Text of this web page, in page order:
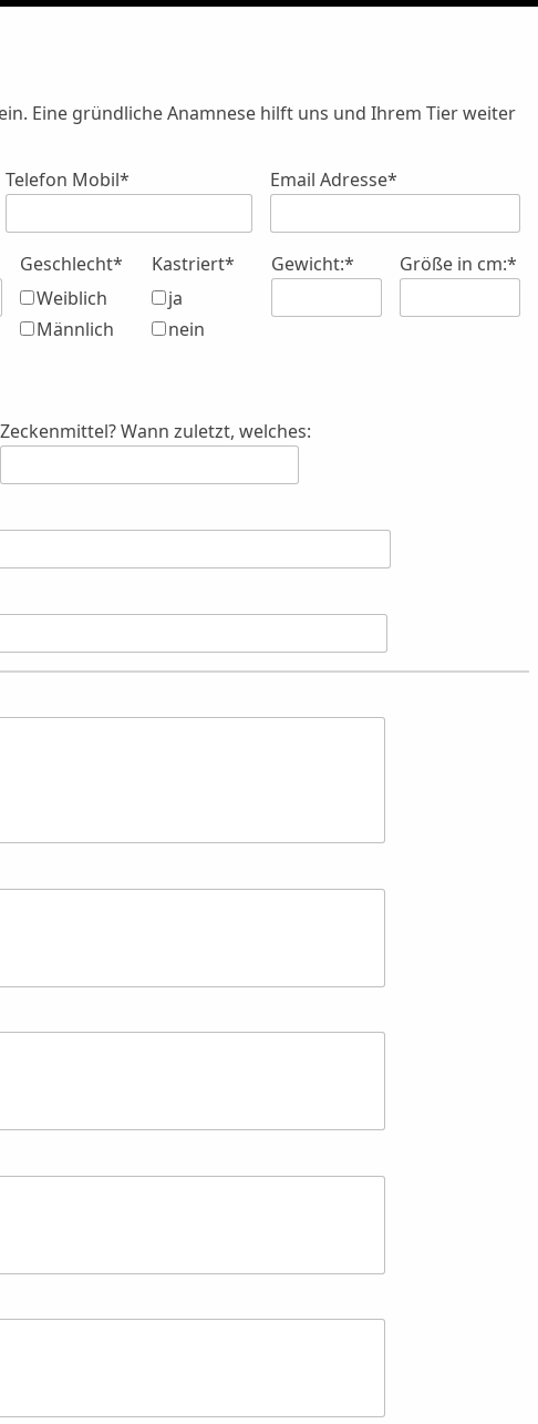
Eine gründliche Anamnese hilft uns und Ihrem Tier weiter
Telefon Mobil* Email Adresse*
Geschlecht*
Weiblich
Männlich
Kastriert*
ja
nein
Gewicht:* Größe in cm:*
Zeckenmittel? Wann zuletzt, welches: